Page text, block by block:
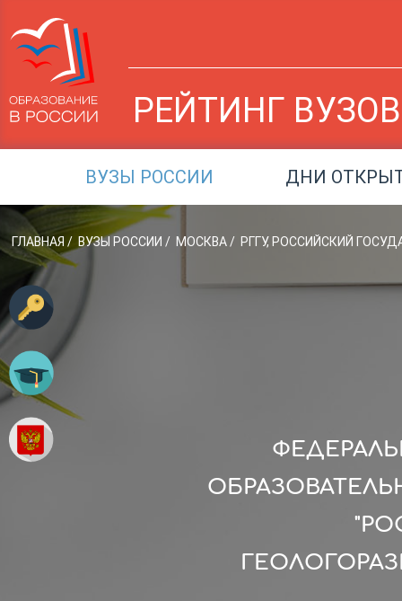
РЕЙТИНГ ВУЗОВ
ВУЗЫ РОССИИ ДНИ
ГЛАВНАЯ / ВУЗЫ РОССИИ / МОСКВА/ РГГУ, РОССИЙСКИЙ